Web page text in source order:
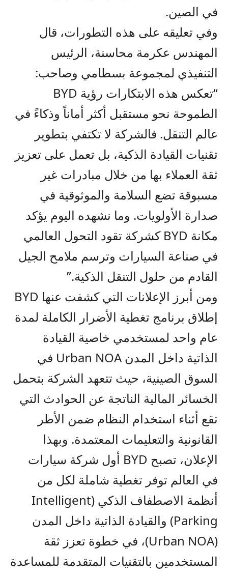
في الصين.
وفي تعليقه على هذه التطورات، قال
المهندس عكرمة محاسنة، الرئيس
التنفيذي لمجموعة بسطامي وصاحب:
“تعكس هذه الابتكارات رؤية
الطموحة نحو مستقبل أكثر أماناً وذكاءً في
عالم التنقل. فالشركة لا تكتفي بتطوير
تقنيات القيادة الذكية، بل تعمل على تعزيز
ثقة العملاء بها من خلال مبادرات غير
مسبوقة تضع السلامة والموثوقية في
صدارة الأولويات. وما نشهده اليوم يؤكد
مكانة
كشركة تقود التحول العالمي
في صناعة السيارات وترسم ملامح الجيل
القادم من حلول التنقل الذكية.”
ومن أبرز الإعلانات التي كشفت عنها
إطلاق برنامج تغطية الأضرار الكاملة لمدة
عام واحد لمستخدمي خاصية القيادة
الذاتية داخل المدنUrban NOA
في
السوق الصينية، حيث تتعهد الشركة بتحمل
الخسائر المالية الناتجة عن الحوادث التي
تقع أثناء استخدام النظام ضمن الأطر
القانونية والتعليمات المعتمدة. وبهذا
الإعلان، تصبح
أول شركة سيارات
في العالم توفر تغطية شاملة لكل من
أنظمة الاصطفاف الذكي (Intelligent
Parking) والقيادة الذاتية داخل المدن
(Urban NOA)
، في خطوة تعزز ثقة
المستخدمين بالتقنيات المتقدمة للمساعدة